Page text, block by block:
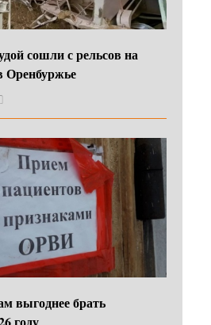
сошли с рельсов на
Оренбуржье
выгоднее брать
году